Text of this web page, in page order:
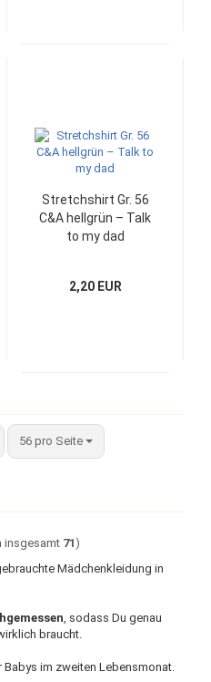
Stretchshirt Gr. 56
C&A hellgrün – Talk
to my dad
2,20 EUR
56 pro Seite
pro Seite
insgesamt 71)
Mädchenkleidung in
, sodass Du genau
braucht.
im zweiten Lebensmonat.